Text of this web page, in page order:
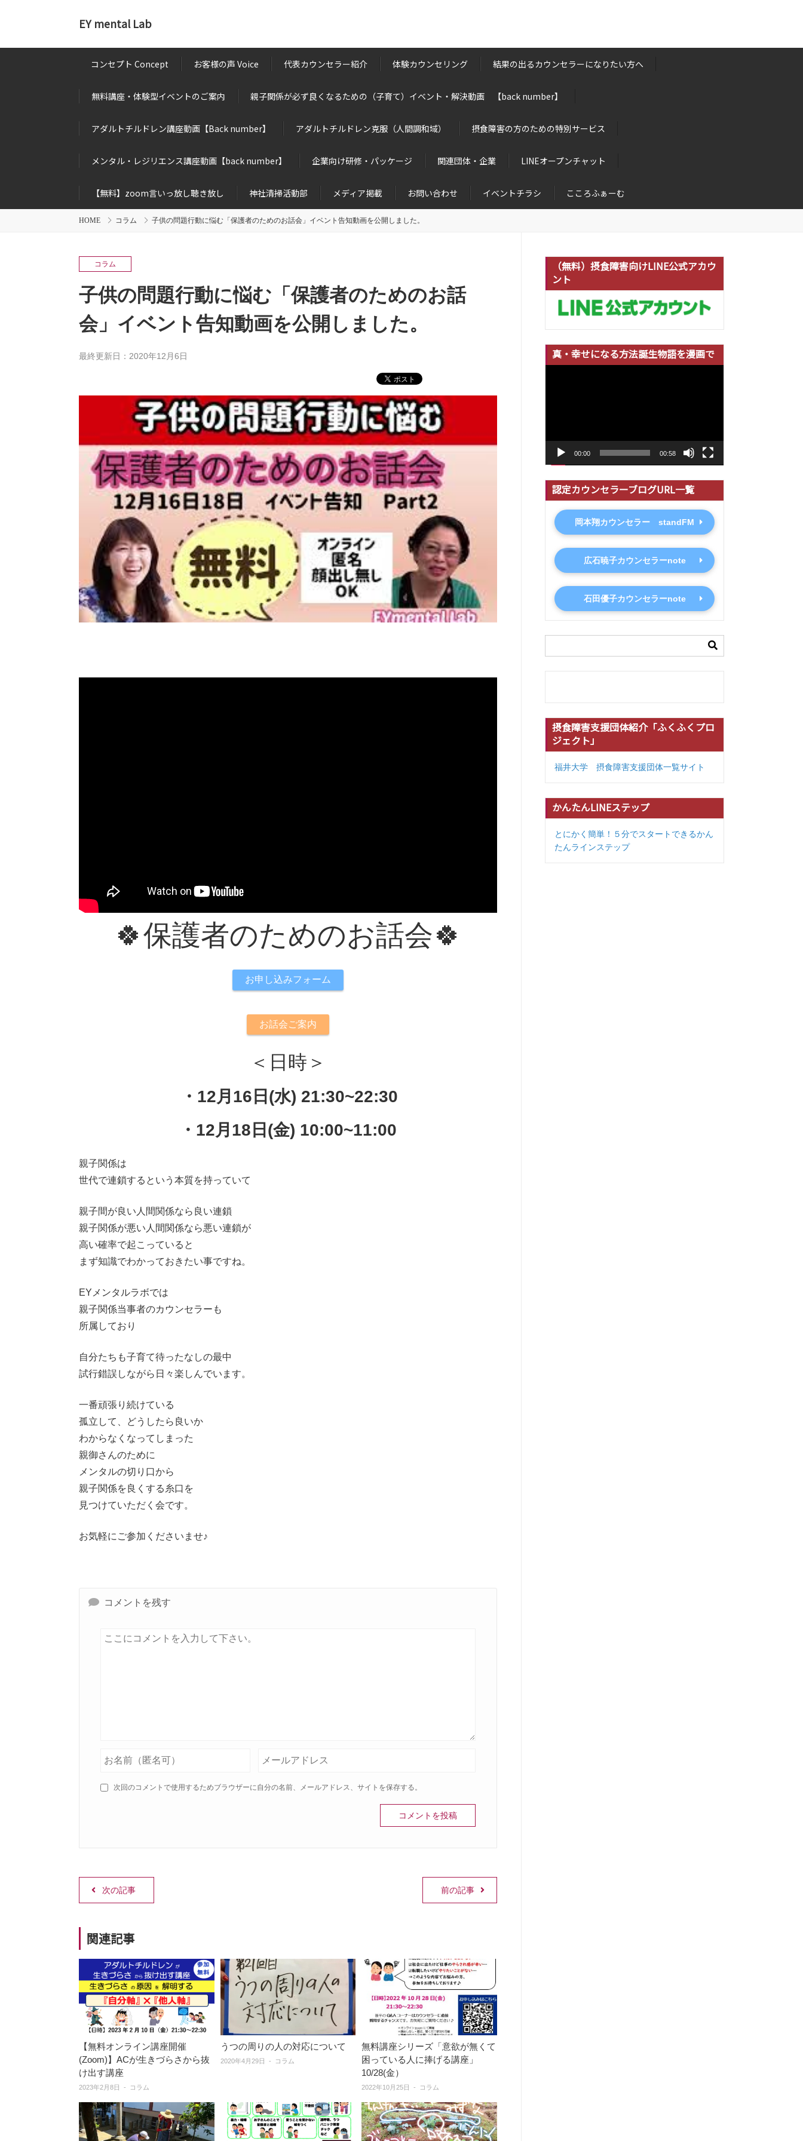
EY mental Lab
コンセプト Concept お客様の声 Voice 代表カウンセラー紹介 体験カウンセリング 結果の出るカウンセラーになりたい方へ
無料講座・体験型イベントのご案内 親子関係が必ず良くなるための（子育て）イベント・解決動画 【back number】
アダルトチルドレン講座動画【Back number】 アダルトチルドレン克服（人間調和域） 摂食障害の方のための特別サービス
メンタル・レジリエンス講座動画【back number】 企業向け研修・パッケージ 関連団体・企業 LINEオープンチャット
【無料】zoom言いっ放し聴き放し 神社清掃活動部 メディア掲載 お問い合わせ イベントチラシ こころふぁーむ
HOME コラム 子供の問題行動に悩む「保護者のためのお話会」イベント告知動画を公開しました。
コラム
子供の問題行動に悩む「保護者のためのお話
会」イベント告知動画を公開しました。
最終更新日：2020年12月6日
🍀保護者のためのお話会🍀
お申し込みフォーム
お話会ご案内
＜日時＞
・12月16日(水) 21:30~22:30
・12月18日(金) 10:00~11:00
親子関係は
世代で連鎖するという本質を持っていて
親子間が良い人間関係なら良い連鎖
親子関係が悪い人間関係なら悪い連鎖が
高い確率で起こっていると
まず知識でわかっておきたい事ですね。
EYメンタルラボでは
親子関係当事者のカウンセラーも
所属しており
自分たちも子育て待ったなしの最中
試行錯誤しながら日々楽しんでいます。
一番頑張り続けている
孤立して、どうしたら良いか
わからなくなってしまった
親御さんのために
メンタルの切り口から
親子関係を良くする糸口を
見つけていただく会です。
お気軽にご参加くださいませ♪
コメントを残す
次回のコメントで使用するためブラウザーに自分の名前、メールアドレス、サイトを保存する。
前の記事
次の記事
関連記事
【無料オンライン講座開催
(Zoom)】ACが生きづらさから抜
け出す講座
2023年2月8日 コラム
うつの周りの人の対応について
2020年4月29日 コラム
無料講座シリーズ「意欲が無くて
困っている人に捧げる講座」
10/28(金）
2022年10月25日 コラム
（無料）摂食障害向けLINE公式アカウ
ント
真・幸せになる方法誕生物語を漫画で
00:00 00:58
認定カウンセラーブログURL一覧
岡本翔カウンセラー standFM
広石暁子カウンセラーnote
石田優子カウンセラーnote
摂食障害支援団体紹介「ふくふくプロ
ジェクト」
福井大学 摂食障害支援団体一覧サイト
かんたんLINEステップ
とにかく簡単！５分でスタートできるかん
たんラインステップ